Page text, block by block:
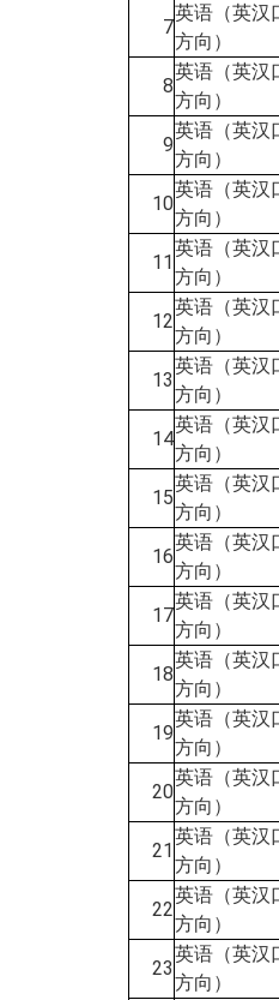
7
英语（英汉
方向）
8
英语（英汉
方向）
9
英语（英汉
方向）
10
英语（英汉
方向）
11
英语（英汉
方向）
12
英语（英汉
方向）
13
英语（英汉
方向）
14
英语（英汉
方向）
15
英语（英汉
方向）
16
英语（英汉
方向）
17
英语（英汉
方向）
18
英语（英汉
方向）
19
英语（英汉
方向）
20
英语（英汉
方向）
21
英语（英汉
方向）
22
英语（英汉
方向）
23
英语（英汉
方向）